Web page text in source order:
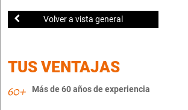
Volver a vista general
TUS VENTAJAS
Más de 60 años de experiencia